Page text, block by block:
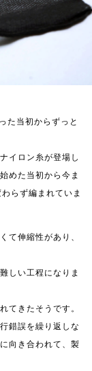
た当初からずっと
イロン糸が登場し
めた当初から今ま
らず編まれていま
て伸縮性があり、
しい工程になりま
てきたそうです。
錯誤を繰り返しな
向き合われて、製